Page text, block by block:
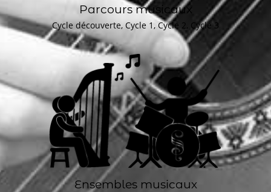
Parcours musicaux
Cycle découverte, Cycle 1, Cycle 2, Cycle 3
Ensembles musicaux